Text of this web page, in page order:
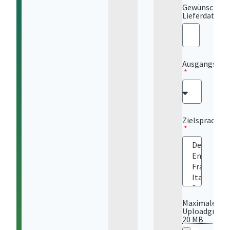
Gewünschtes
Lieferdatum
Zielsprache
Maximale
20 MB